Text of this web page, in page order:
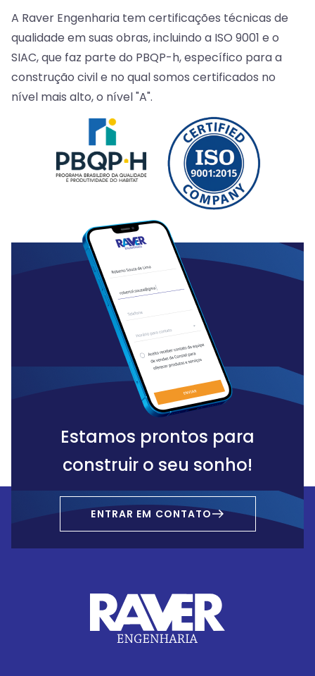
A Raver Engenharia tem certificações técnicas de
qualidade em suas obras, incluindo a ISO 9001 e o
SIAC, que faz parte do PBQP-h, específico para a
construção civil e no qual somos certificados no
nível mais alto, o nível "A".
Estamos prontos para
construir o seu sonho!
ENTRAR EM CONTATO